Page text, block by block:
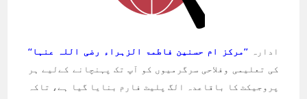
ادارہ’’مرکز ام حسنین فاطمۃ الزہراء رضی اللہ عنہا‘‘
کی تعلیمی وفلاحی سرگرمیوں کو آپ تک پہنچانے کےلیے ہر
پروجیکٹ کا باقاعدہ الگ پلیٹ فارم بنایا گیا ہے، تاکہ